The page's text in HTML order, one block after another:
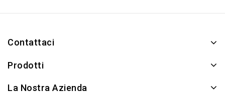
Contattaci
Prodotti
La Nostra Azienda